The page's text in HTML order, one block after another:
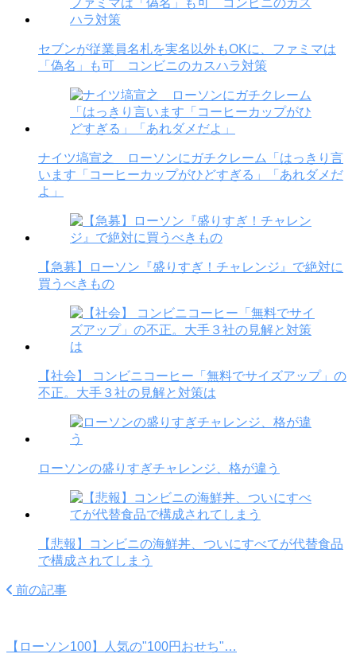
セブンが従業員名札を実名以外もOKに、ファミマは
「偽名」も可 コンビニのカスハラ対策
ナイツ塙宣之 ローソンにガチクレーム「はっきり言
います「コーヒーカップがひどすぎる」「あれダメだ
よ」
【急募】ローソン『盛りすぎ！チャレンジ』で絶対に
買うべきもの
【社会】 コンビニコーヒー「無料でサイズアップ」の
不正。大手３社の見解と対策は
ローソンの盛りすぎチャレンジ、格が違う
【悲報】コンビニの海鮮丼、ついにすべてが代替食品
で構成されてしまう
前の記事
【ローソン100】人気の"100円おせち"…